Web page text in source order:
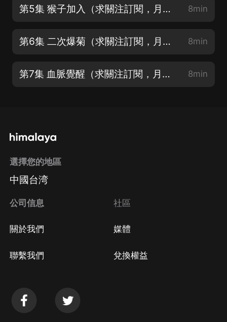
第5集 猴子加入（求關注訂閱，月票點讚） 8min
第6集 二次爆菊（求關注訂閱，月票點讚） 8min
第7集 血脈覺醒（求關注訂閱，月票點讚） 8min
選擇您的地區
中國台湾
公司信息
關於我們
聯繫我們
社區
媒體
兌換權益